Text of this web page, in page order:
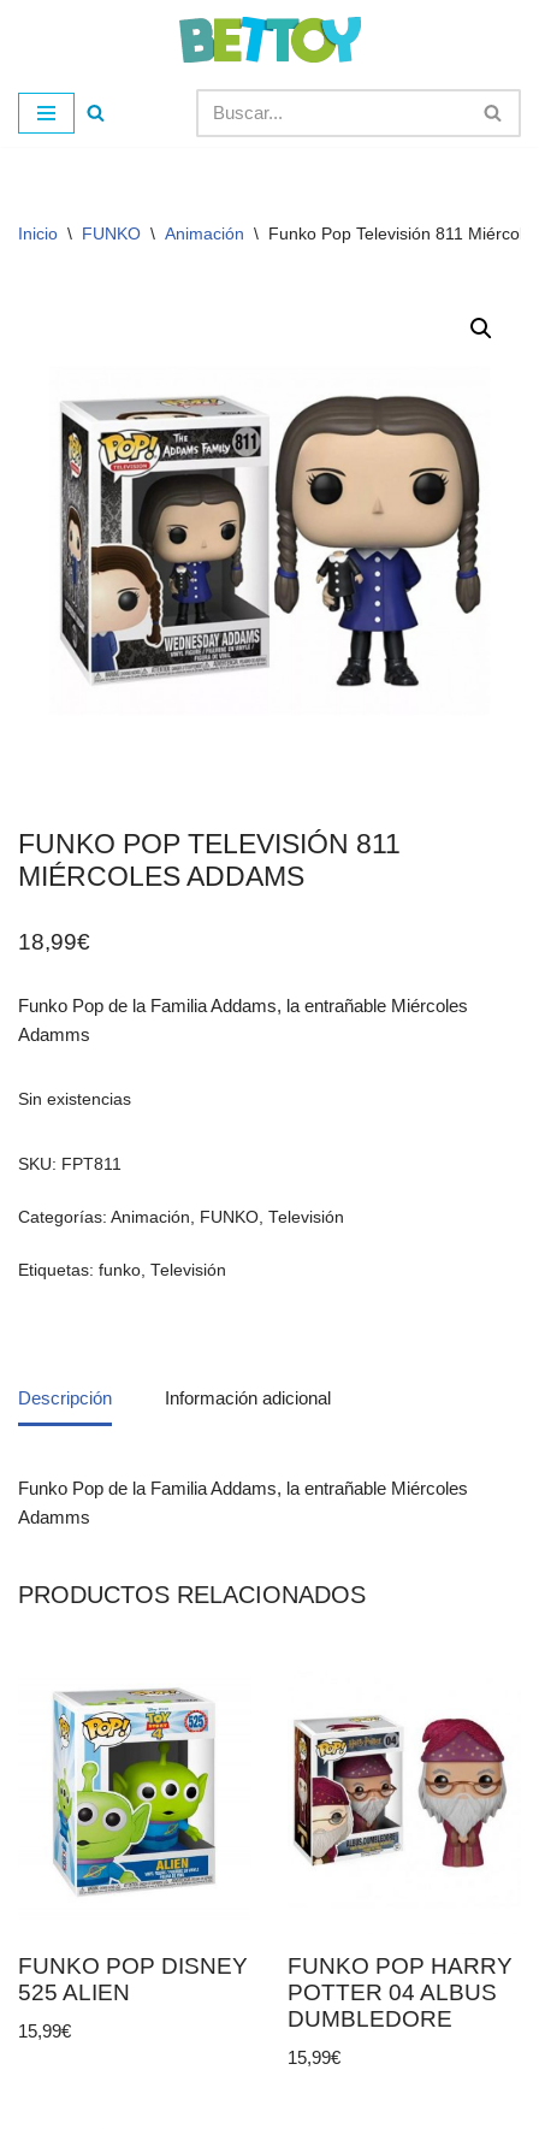
al
contenido
Inicio \ FUNKO \ Animación \ Funko Pop Televisión 811
FUNKO POP TELEVISIÓN 811
MIÉRCOLES ADDAMS
18,99€
Funko Pop de la Familia Addams, la entrañable Miércoles
Adamms
Sin existencias
SKU: FPT811
Categorías: Animación FUNKO Televisión
Etiquetas: funko Televisión
Descripción Información adicional
Funko Pop de la Familia Addams, la entrañable Miércoles
Adamms
PRODUCTOS RELACIONADOS
FUNKO POP DISNEY
525 ALIEN
15,99€
FUNKO POP HARRY
POTTER 04 ALBUS
DUMBLEDORE
15,99€